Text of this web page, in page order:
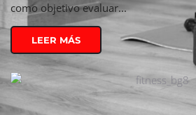
como objetivo evaluar...
LEER MÁS